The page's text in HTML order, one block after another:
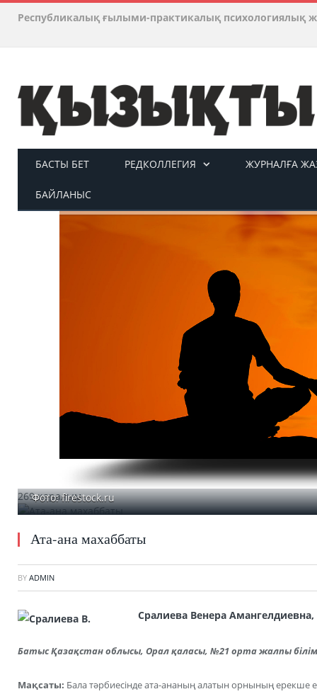
Республикалық ғылыми-практикалық психологиялық
БАСТЫ БЕТ РЕДКОЛЛЕГИЯ ЖУРНАЛҒА
БАЙЛАНЫС
269 қаралым
Фото: firestock.ru
Ата-ана махаббаты
BY ADMIN
Сралиева Венера Амангелдиевна,
Батыс Қазақстан облысы, Орал қаласы, №21 орта жалпы
Мақсаты: Бала тәрбиесінде ата-ананың алатын орнының ерекше